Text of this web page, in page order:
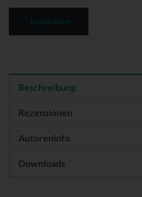
Beschreibung
Rezensionen
Autoreninfo
Downloads